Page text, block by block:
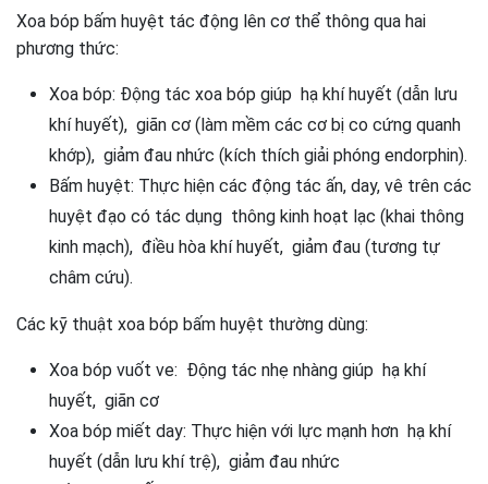
Xoa bóp bấm huyệt tác động lên cơ thể thông qua hai
phương thức:
Xoa bóp: Động tác xoa bóp giúp hạ khí huyết (dẫn lưu
khí huyết), giãn cơ (làm mềm các cơ bị co cứng quanh
khớp), giảm đau nhức (kích thích giải phóng endorphin).
Bấm huyệt: Thực hiện các động tác ấn, day, vê trên các
huyệt đạo có tác dụng thông kinh hoạt lạc (khai thông
kinh mạch), điều hòa khí huyết, giảm đau (tương tự
châm cứu).
Các kỹ thuật xoa bóp bấm huyệt thường dùng:
Xoa bóp vuốt ve: Động tác nhẹ nhàng giúp hạ khí
huyết, giãn cơ
Xoa bóp miết day: Thực hiện với lực mạnh hơn hạ khí
huyết (dẫn lưu khí trệ), giảm đau nhức